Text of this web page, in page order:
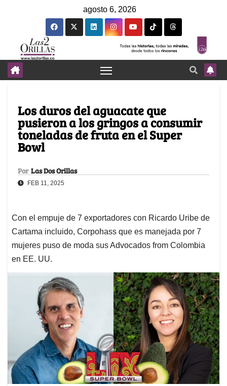
agosto 6, 2026
Los duros del aguacate que
pusieron a los gringos a consumir
toneladas de fruta en el Super
Bowl
Por Las Dos Orillas
FEB 11, 2025
Con el empuje de 7 exportadores con Ricardo Uribe de
Cartama incluido, Corpohass que es manejada por 7
mujeres puso de moda sus Advocados from Colombia
en EE. UU.